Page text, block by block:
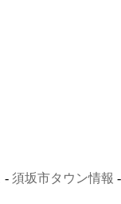
- 須坂市タウン情報 -